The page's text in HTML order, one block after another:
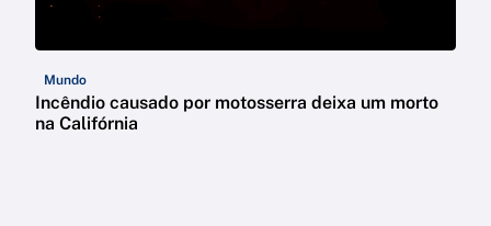
Mundo
Incêndio causado por motosserra deixa um morto
na Califórnia